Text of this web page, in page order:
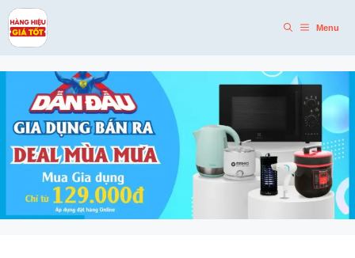
Skip
to
content
Menu